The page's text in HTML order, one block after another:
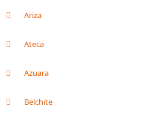
Ariza
Ateca
Azuara
Belchite